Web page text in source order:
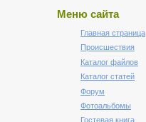
Меню сайта
Главная страница
Происшествия
Каталог файлов
Каталог статей
Форум
Фотоальбомы
Гостевая книга